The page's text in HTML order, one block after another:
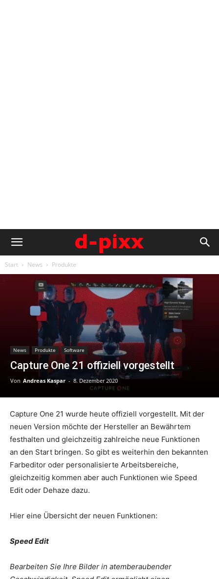
Start News Produkte
News Produkte Software
Capture One 21 offiziell vorgestellt
Von Andreas Kaspar - 8. Dezember 2020
Capture One 21 wurde heute offiziell vorgestellt. Mit der
neuen Version möchte der Hersteller an Bewährtem
festhalten und gleichzeitig zahlreiche neue Funktionen
an den Start bringen. So gibt es weiterhin den bekannten
Farbeditor oder personalisierte Arbeitsbereiche,
gleichzeitig kommen aber auch Funktionen wie Speed
Edit oder Dehaze dazu.
Hier eine Übersicht der neuen Funktionen:
Speed Edit
Bearbeiten Sie Ihre Bilder in atemberaubender